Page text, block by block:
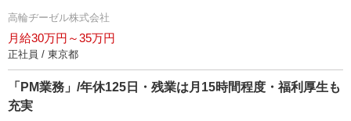
高輪ヂーゼル株式会社
月給30万円～35万円
正社員 / 東京都
「PM業務」/年休125日・残業は月15時間程度・福利厚生も
充実